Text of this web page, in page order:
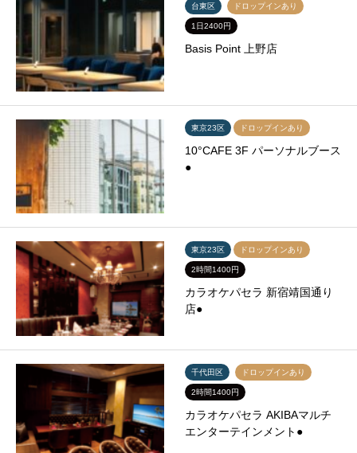
台東区 ドロップインあり
1日2400円
Basis Point 上野店
東京23区 ドロップインあり
10°CAFE 3F パーソナルブース
●
東京23区 ドロップインあり
2時間1400円
カラオケパセラ 新宿靖国通り
店●
千代田区 ドロップインあり
2時間1400円
カラオケパセラ AKIBAマルチ
エンターテインメント●